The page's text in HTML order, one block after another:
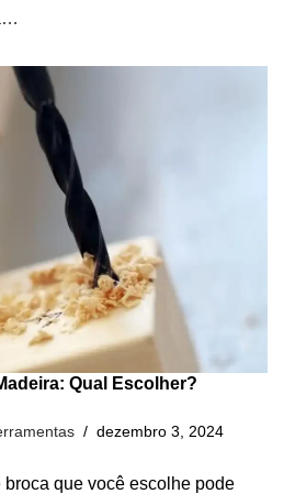
Qual Escolher?
dezembro 3, 2024
que você escolhe pode